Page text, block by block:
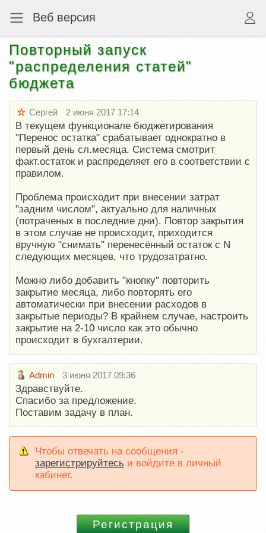
Веб версия
Повторный запуск
"распределения статей"
бюджета
Сергей 2 июня 2017 17:14
В текущем функционале бюджетирования
"Перенос остатка" срабатывает однократно в
первый день сл.месяца. Система смотрит
факт.остаток и распределяет его в соответствии с
правилом.
Проблема происходит при внесении затрат
"задним числом", актуально для наличных
(потраченых в последние дни). Повтор закрытия
в этом случае не происходит, приходится
вручную "снимать" перенесённый остаток с N
следующих месяцев, что трудозатратно.
Можно либо добавить "кнопку" повторить
закрытие месяца, либо повторять его
автоматически при внесении расходов в
закрытые периоды? В крайнем случае, настроить
закрытие на 2-10 число как это обычно
происходит в бухгалтерии.
Admin 3 июня 2017 09:36
Здравствуйте.
Спасибо за предложение.
Поставим задачу в план.
Чтобы отвечать на сообщения -
зарегистрируйтесь и войдите в личный
кабинет.